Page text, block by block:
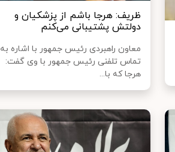
ظریف: هرجا باشم از پزشکیان و
دولتش پشتیبانی می‌کنم
معاون راهبردی رئیس جمهور با اشاره به
تماس تلفنی رئیس جمهور با وی گفت:
هرجا که با...